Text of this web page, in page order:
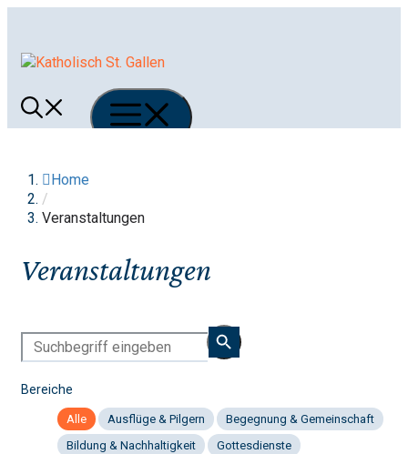
Inhalt
Menü
Home
/
Veranstaltungen
Veranstaltungen
Bereiche
Alle Ausflüge & Pilgern
Begegnung & Gemeinschaft
Bildung & Nachhaltigkeit
Gottesdienste